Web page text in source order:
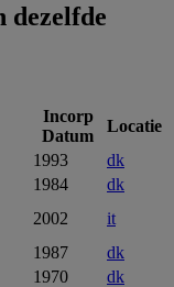
dezelfde
Incorp
Datum
Locatie
1993
dk
1984
dk
2002
it
1987
dk
1970
dk